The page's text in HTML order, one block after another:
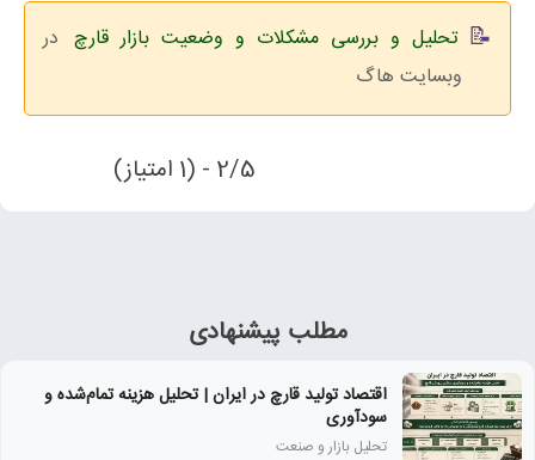
تحلیل و بررسی مشکلات و وضعیت بازار قارچ در
وبسایت هاگ
2/5 - (1 امتیاز)
مطلب پیشنهادی
اقتصاد تولید قارچ در ایران | تحلیل هزینه تمام‌شده و
سودآوری
تحلیل بازار و صنعت